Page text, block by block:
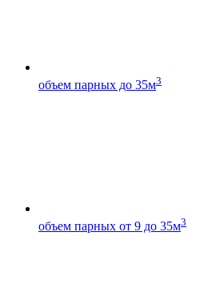
объем парных до 35м3
объем парных от 9 до 35м3